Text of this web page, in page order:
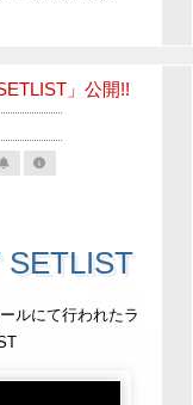
」公開!!
SETLIST
ルにて行われたラ